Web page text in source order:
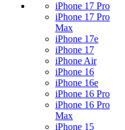
iPhone 17 Pro
iPhone 17 Pro
Max
iPhone 17e
iPhone 17
iPhone Air
iPhone 16
iPhone 16e
iPhone 16 Pro
iPhone 16 Pro
Max
iPhone 15